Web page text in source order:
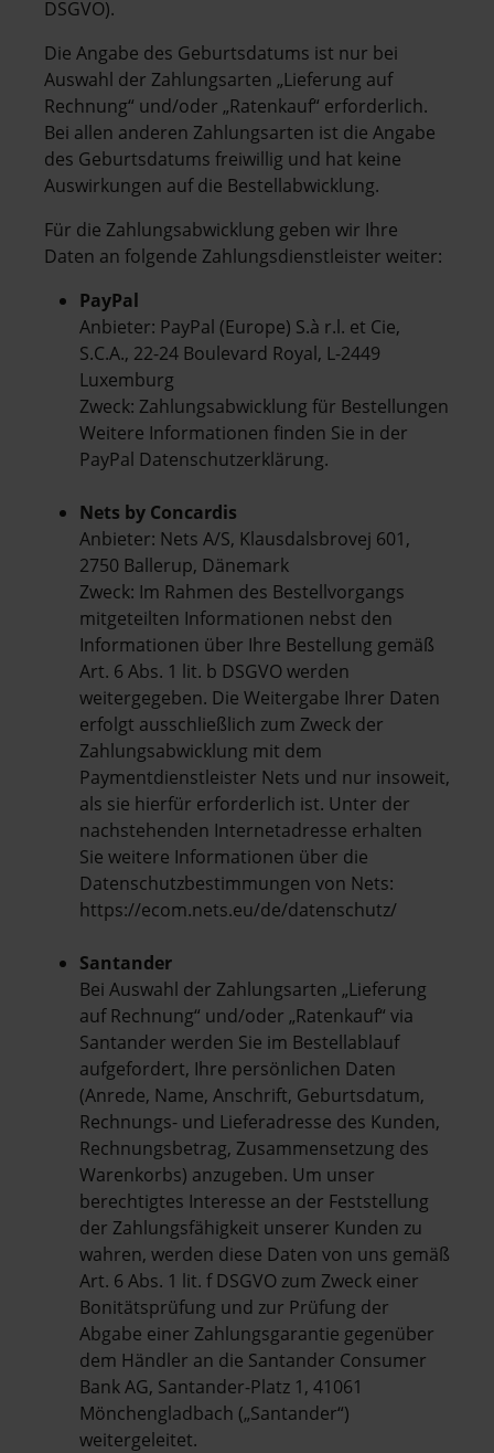
DSGVO).
Die Angabe des Geburtsdatums ist nur bei
Auswahl der Zahlungsarten „Lieferung auf
Rechnung“ und/oder „Ratenkauf“ erforderlich.
Bei allen anderen Zahlungsarten ist die Angabe
des Geburtsdatums freiwillig und hat keine
Auswirkungen auf die Bestellabwicklung.
Für die Zahlungsabwicklung geben wir Ihre
Daten an folgende Zahlungsdienstleister weiter:
PayPal
Anbieter: PayPal (Europe) S.à r.l. et Cie,
S.C.A., 22-24 Boulevard Royal, L-2449
Luxemburg
Zweck: Zahlungsabwicklung für Bestellungen
Weitere Informationen finden Sie in der
PayPal Datenschutzerklärung.
Nets by Concardis
Anbieter: Nets A/S, Klausdalsbrovej 601,
2750 Ballerup, Dänemark
Zweck: Im Rahmen des Bestellvorgangs
mitgeteilten Informationen nebst den
Informationen über Ihre Bestellung gemäß
Art. 6 Abs. 1 lit. b DSGVO werden
weitergegeben. Die Weitergabe Ihrer Daten
erfolgt ausschließlich zum Zweck der
Zahlungsabwicklung mit dem
Paymentdienstleister Nets und nur insoweit,
als sie hierfür erforderlich ist. Unter der
nachstehenden Internetadresse erhalten
Sie weitere Informationen über die
Datenschutzbestimmungen von Nets:
https://ecom.nets.eu/de/datenschutz/
Santander
Bei Auswahl der Zahlungsarten „Lieferung
auf Rechnung“ und/oder „Ratenkauf“ via
Santander werden Sie im Bestellablauf
aufgefordert, Ihre persönlichen Daten
(Anrede, Name, Anschrift, Geburtsdatum,
Rechnungs- und Lieferadresse des Kunden,
Rechnungsbetrag, Zusammensetzung des
Warenkorbs) anzugeben. Um unser
berechtigtes Interesse an der Feststellung
der Zahlungsfähigkeit unserer Kunden zu
wahren, werden diese Daten von uns gemäß
Art. 6 Abs. 1 lit. f DSGVO zum Zweck einer
Bonitätsprüfung und zur Prüfung der
Abgabe einer Zahlungsgarantie gegenüber
dem Händler an die Santander Consumer
Bank AG, Santander-Platz 1, 41061
Mönchengladbach („Santander“)
weitergeleitet.